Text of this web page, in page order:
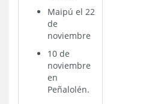
Maipú el 22
de
noviembre
10 de
noviembre
en
Peñalolén.